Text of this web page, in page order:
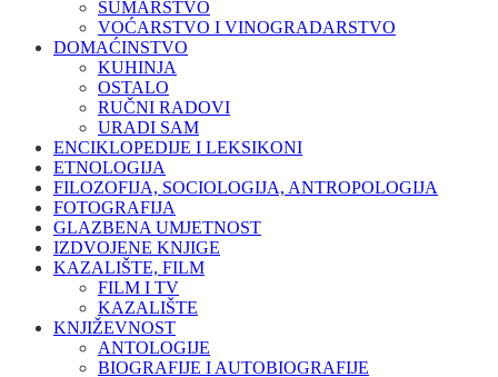
ŠUMARSTVO
VOĆARSTVO I VINOGRADARSTVO
DOMAĆINSTVO
KUHINJA
OSTALO
RUČNI RADOVI
URADI SAM
ENCIKLOPEDIJE I LEKSIKONI
ETNOLOGIJA
FILOZOFIJA, SOCIOLOGIJA, ANTROPOLOGIJA
FOTOGRAFIJA
GLAZBENA UMJETNOST
IZDVOJENE KNJIGE
KAZALIŠTE, FILM
FILM I TV
KAZALIŠTE
KNJIŽEVNOST
ANTOLOGIJE
BIOGRAFIJE I AUTOBIOGRAFIJE